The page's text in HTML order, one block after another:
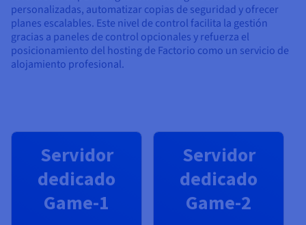
personalizadas, automatizar copias de seguridad y ofrecer
planes escalables. Este nivel de control facilita la gestión
gracias a paneles de control opcionales y refuerza el
posicionamiento del hosting de Factorio como un servicio de
alojamiento profesional.
Servidor
dedicado
Game-1
Servidor
dedicado
Game-2